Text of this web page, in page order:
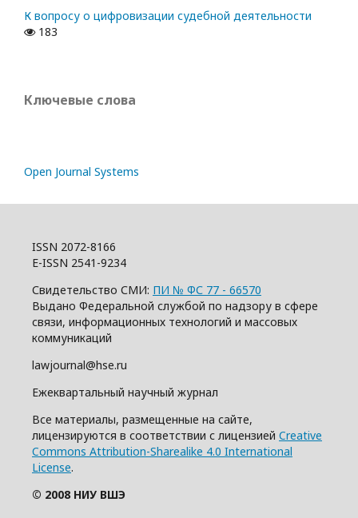
К вопросу о цифровизации судебной деятельности
183
Ключевые слова
Open Journal Systems
ISSN 2072-8166
E-ISSN 2541-9234
Свидетельство СМИ: ПИ № ФС 77 - 66570
Выдано Федеральной службой по надзору в сфере
связи, информационных технологий и массовых
коммуникаций
lawjournal@hse.ru
Ежеквартальный научный журнал
Все материалы, размещенные на сайте,
лицензируются в соответствии с лицензией Creative
Commons Attribution-Sharealike 4.0 International
License.
© 2008 НИУ ВШЭ